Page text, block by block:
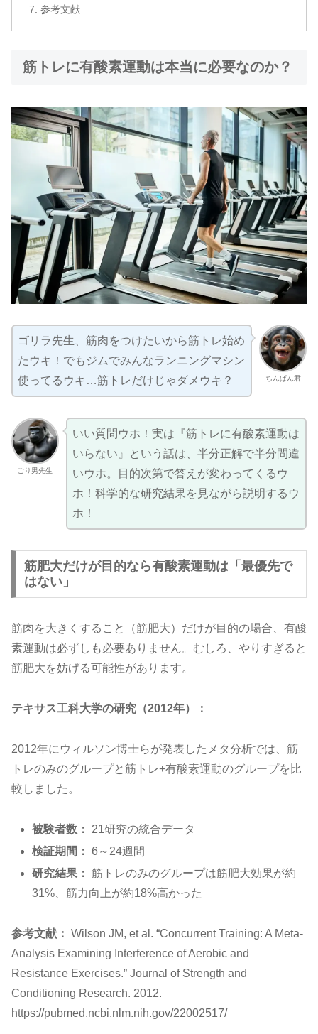
参考文献
筋トレに有酸素運動は本当に必要なのか？
ちんぱん君
ゴリラ先生、筋肉をつけたいから筋トレ始め
たウキ！でもジムでみんなランニングマシン
使ってるウキ…筋トレだけじゃダメウキ？
ごり男先生
いい質問ウホ！実は『筋トレに有酸素運動は
いらない』という話は、半分正解で半分間違
いウホ。目的次第で答えが変わってくるウ
ホ！科学的な研究結果を見ながら説明するウ
ホ！
筋肥大だけが目的なら有酸素運動は「最優先で
はない」
筋肉を大きくすること（筋肥大）だけが目的の場合、有酸
素運動は必ずしも必要ありません。むしろ、やりすぎると
筋肥大を妨げる可能性があります。
テキサス工科大学の研究（2012年）：
2012年にウィルソン博士らが発表したメタ分析では、筋
トレのみのグループと筋トレ+有酸素運動のグループを比
較しました。
被験者数：
21研究の統合データ
検証期間： 6～24週間
研究結果： 筋トレのみのグループは筋肥大効果が約
31%、筋力向上が約18%高かった
参考文献： Wilson JM, et al. “Concurrent Training: A Meta-
Analysis Examining Interference of Aerobic and
Resistance Exercises.” Journal of Strength and
Conditioning Research. 2012.
https://pubmed.ncbi.nlm.nih.gov/22002517/